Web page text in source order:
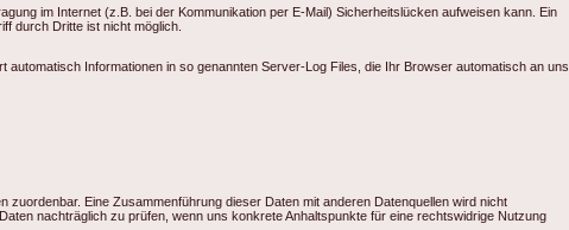
im Internet (z.B. bei der Kommunikation per E-Mail) Sicherheitslücken aufweisen kann. Ein
durch Dritte ist nicht möglich.
automatisch Informationen in so genannten Server-Log Files, die Ihr Browser automatisch an uns
zuordenbar. Eine Zusammenführung dieser Daten mit anderen Datenquellen wird nicht
nachträglich zu prüfen, wenn uns konkrete Anhaltspunkte für eine rechtswidrige Nutzung